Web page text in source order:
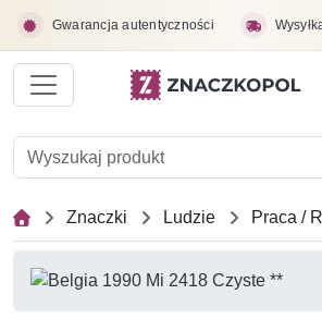
Gwarancja autentyczności
Znaczki Ludzie Praca /